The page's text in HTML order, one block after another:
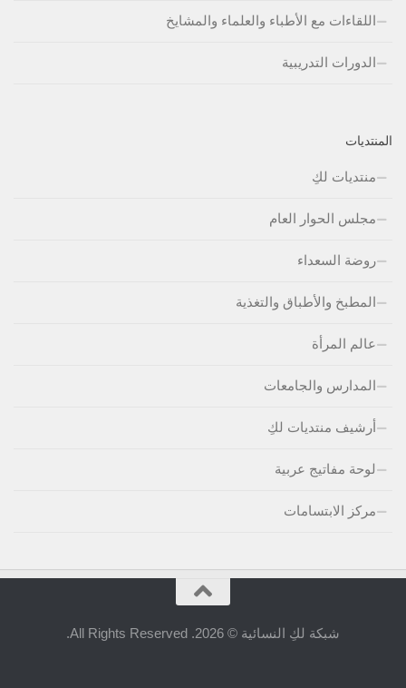
اللقاءات مع الأطباء والعلماء والمشايخ
الدورات التدريبية
المنتديات
منتديات لكِ
مجلس الحوار العام
روضة السعداء
المطبخ والأطباق والتغذية
عالم المرأة
المدارس والجامعات
أرشيف منتديات لكِ
لوحة مفاتيج عربية
مركز الابتسامات
شبكة لكِ النسائية © 2026. All Rights Reserved.